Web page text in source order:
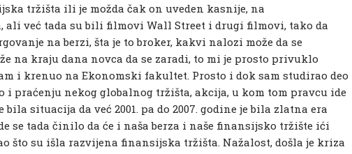
tržišta ili je možda čak on uveden kasnije, na
ali već tada su bili filmovi Wall Street i drugi filmovi, tako da
na berzi, šta je to broker, kakvi nalozi može da se
na kraju dana novca da se zaradi, to mi je prosto privuklo
i krenuo na Ekonomski fakultet. Prosto i dok sam studirao deo
i praćenju nekog globalnog tržišta, akcija, u kom tom pravcu ide
bila situacija da već 2001. pa do 2007. godine je bila zlatna era
se tada činilo da će i naša berza i naše finansijsko tržište ići
što su išla razvijena finansijska tržišta. Nažalost, došla je kriza